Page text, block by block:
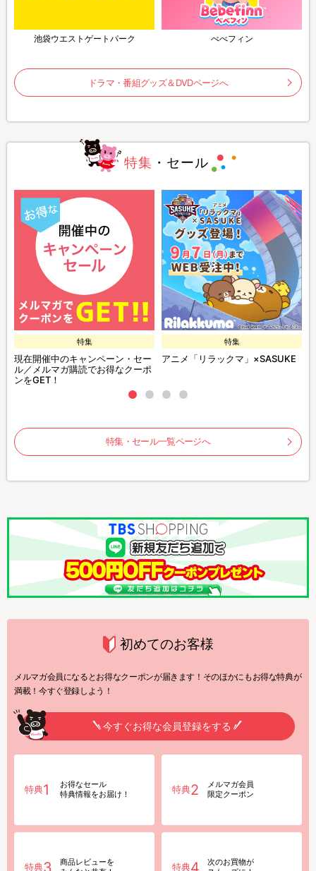
池袋ウエストゲートパーク べべフィン
ドラマ・番組グッズ＆DVDページへ
特集 ・セール
特集
現在開催中のキャンペーン・セー
ル／メルマガ購読でお得なクーポ
ンをGET！
特集
アニメ「リラックマ」×SASUKE
特集・セール一覧ページへ
初めてのお客様
メルマガ会員になるとお得なクーポンが届きます！そのほかにもお得な特典が
満載！今すぐ登録しよう！
今すぐお得な会員登録をする
特典1
お得なセール
特典情報をお届け！
特典2
メルマガ会員
限定クーポン
特典3
商品レビューを
特典4
次のお買物が